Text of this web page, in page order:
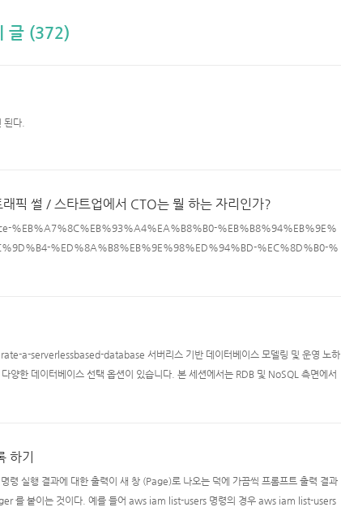
글 (372)
다.
픽 썰 / 스타트업에서 CTO는 뭘 하는 자리인가?
%EB%A7%8C%EB%93%A4%EA%B8%B0-%EB%B8%94%EB%9E%
%ED%8A%B8%EB%9E%98%ED%94%BD-%EC%8D%B0-%
cto%EB%8A%94-%EB%AD%98-%ED%95%98%E
serverlessbased-database 서버리스 기반 데이터베이스 모델링 및 운영 노하
한 데이터베이스 선택 옵션이 있습니다. 본 세션에서는 RDB 및 NoSQL 측면에서
링 및 www.slideshare.net 이 ppt 맘에 든다.
하기
실행 결과에 대한 출력이 새 창 (Page)로 나오는 덕에 가끔씩 프롬프트 출력 결과
를 붙이는 것이다. 예를 들어 aws iam list-users 명령의 경우 aws iam list-users